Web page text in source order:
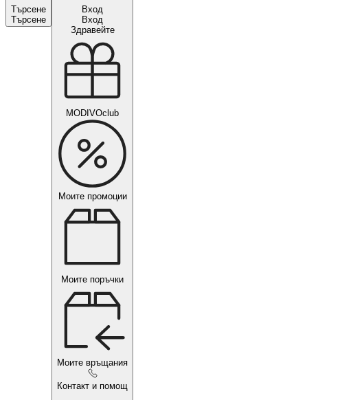
Търсене
Търсене
Вход
Вход
Здравейте
MODIVOclub
Моите промоции
Моите поръчки
Моите връщания
Контакт и помощ